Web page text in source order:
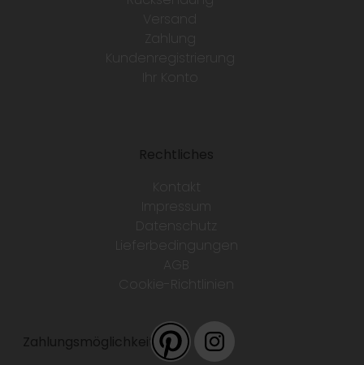
Zahlung
Kundenregistrierung
Ihr Konto
Rechtliches
Kontakt
Datenschutz
Lieferbedingungen
AGB
Cookie-Richtlinien
Zahlungsmöglichkeiten